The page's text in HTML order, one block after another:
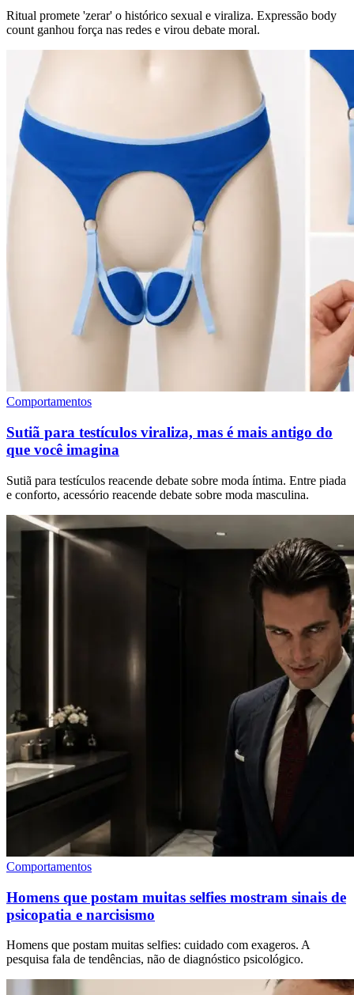
Ritual promete 'zerar' o histórico sexual e viraliza. Expressão body
count ganhou força nas redes e virou debate moral.
Comportamentos
Sutiã para testículos viraliza, mas é mais antigo do
que você imagina
Sutiã para testículos reacende debate sobre moda íntima. Entre piada
e conforto, acessório reacende debate sobre moda masculina.
Comportamentos
Homens que postam muitas selfies mostram sinais de
psicopatia e narcisismo
Homens que postam muitas selfies: cuidado com exageros. A
pesquisa fala de tendências, não de diagnóstico psicológico.